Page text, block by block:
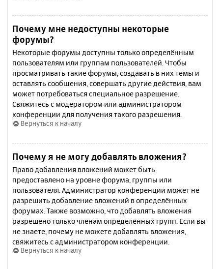
Почему мне недоступны некоторые
форумы?
Некоторые форумы доступны только определённым
пользователям или группам пользователей. Чтобы
просматривать такие форумы, создавать в них темы и
оставлять сообщения, совершать другие действия, вам
может потребоваться специальное разрешение.
Свяжитесь с модератором или администратором
конференции для получения такого разрешения.
Вернуться к началу
Почему я не могу добавлять вложения?
Право добавления вложений может быть
предоставлено на уровне форума, группы или
пользователя. Администратор конференции может не
разрешить добавление вложений в определённых
форумах. Также возможно, что добавлять вложения
разрешено только членам определённых групп. Если вы
не знаете, почему не можете добавлять вложения,
свяжитесь с администратором конференции.
Вернуться к началу